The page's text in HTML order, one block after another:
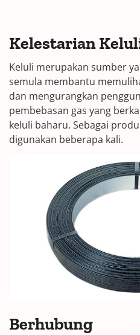
Kelestarian
Keluli merupakan sumber
semula membantu
dan mengurangkan
pembebasan gas yang
keluli baharu. Sebagai
digunakan beberapa kali.
Berhubung